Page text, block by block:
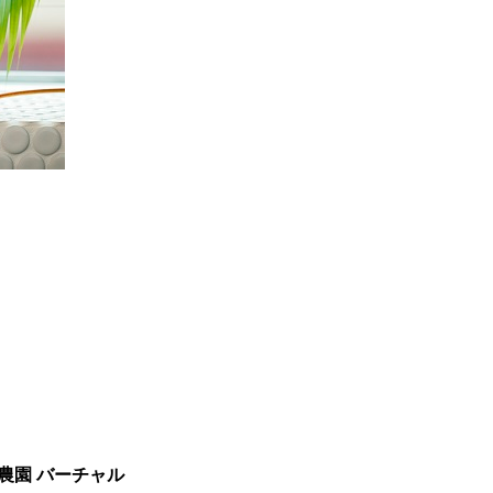
園 バーチャル